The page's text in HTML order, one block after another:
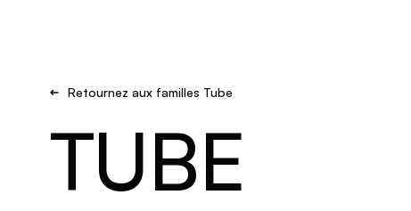
Retournez aux familles Tube
TUBE